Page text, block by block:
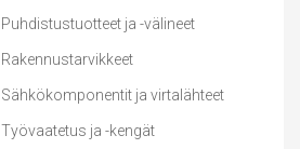
Puhdistustuotteet ja -välineet
Rakennustarvikkeet
Sähkökomponentit ja virtalähteet
Työvaatetus ja -kengät